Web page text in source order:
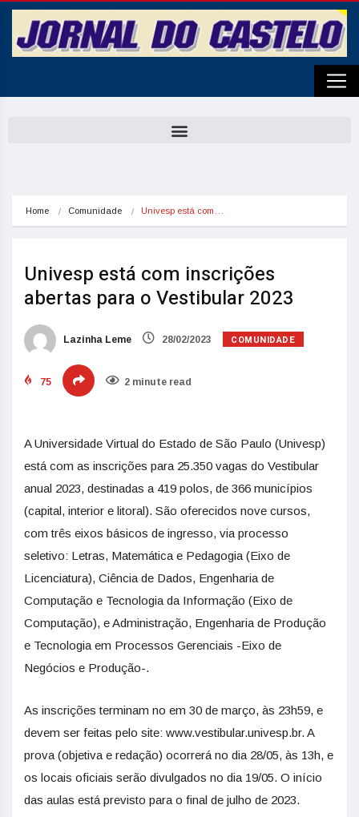
Home Comunidade Univesp está com…
Univesp está com inscrições
abertas para o Vestibular 2023
Lazinha Leme 28/02/2023 COMUNIDADE
75 2 minute read
A Universidade Virtual do Estado de São Paulo (Univesp)
está com as inscrições para 25.350 vagas do Vestibular
anual 2023, destinadas a 419 polos, de 366 municípios
(capital, interior e litoral). São oferecidos nove cursos,
com três eixos básicos de ingresso, via processo
seletivo: Letras, Matemática e Pedagogia (Eixo de
Licenciatura), Ciência de Dados, Engenharia de
Computação e Tecnologia da Informação (Eixo de
Computação), e Administração, Engenharia de Produção
e Tecnologia em Processos Gerenciais -Eixo de
Negócios e Produção-.
As inscrições terminam no em 30 de março, às 23h59, e
devem ser feitas pelo site: www.vestibular.univesp.br. A
prova (objetiva e redação) ocorrerá no dia 28/05, às 13h, e
os locais oficiais serão divulgados no dia 19/05. O início
das aulas está previsto para o final de julho de 2023.